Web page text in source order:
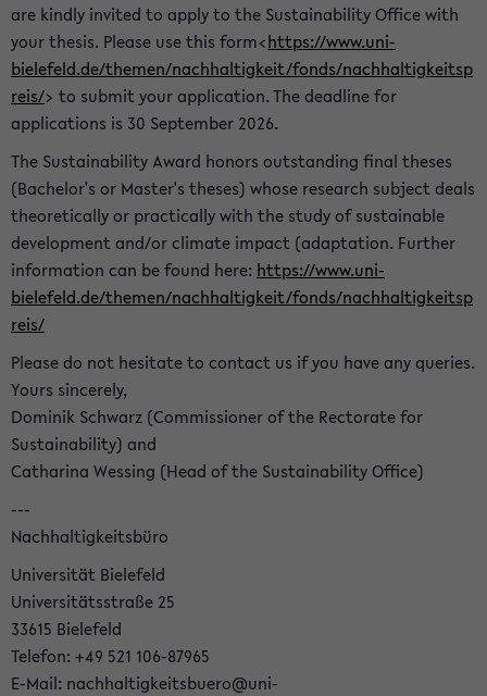
are kindly invited to apply to the Sustainability Office with
your thesis. Please use this form<https://www.uni-
bielefeld.de/themen/nachhaltigkeit/fonds/nachhaltigkeitsp
reis/> to submit your application. The deadline for
applications is 30 September 2026.
The Sustainability Award honors outstanding final theses
(Bachelor's or Master's theses) whose research subject deals
theoretically or practically with the study of sustainable
development and/or climate impact (adaptation. Further
information can be found here: https://www.uni-
bielefeld.de/themen/nachhaltigkeit/fonds/nachhaltigkeitsp
reis/
Please do not hesitate to contact us if you have any queries.
Yours sincerely,
Dominik Schwarz (Commissioner of the Rectorate for
Sustainability) and
Catharina Wessing (Head of the Sustainability Office)
---
Nachhaltigkeitsbüro
Universität Bielefeld
Universitätsstraße 25
33615 Bielefeld
Telefon: +49 521 106-87965
E-Mail: nachhaltigkeitsbuero@uni-